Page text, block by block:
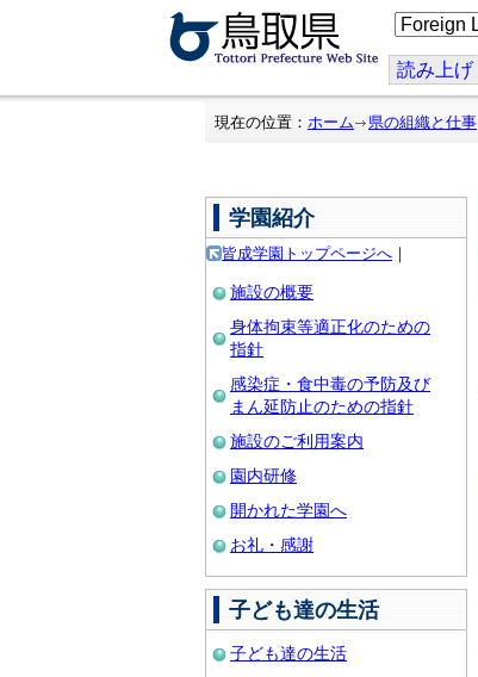
こ
の
ジ
を
翻
読み上げ
現在の位置： ホーム 県の組織と仕事
学園紹介
皆成学園トップページへ ｜
施設の概要
身体拘束等適正化のための
指針
感染症・食中毒の予防及び
まん延防止のための指針
施設のご利用案内
園内研修
開かれた学園へ
お礼・感謝
子ども達の生活
子ども達の生活